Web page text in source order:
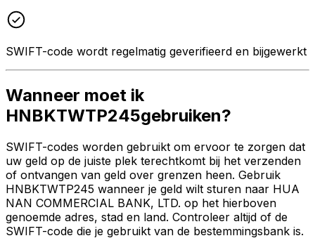
SWIFT-code wordt regelmatig geverifieerd en bijgewerkt
Wanneer moet ik
HNBKTWTP245gebruiken?
SWIFT-codes worden gebruikt om ervoor te zorgen dat
uw geld op de juiste plek terechtkomt bij het verzenden
of ontvangen van geld over grenzen heen. Gebruik
HNBKTWTP245 wanneer je geld wilt sturen naar HUA
NAN COMMERCIAL BANK, LTD. op het hierboven
genoemde adres, stad en land. Controleer altijd of de
SWIFT-code die je gebruikt van de bestemmingsbank is.